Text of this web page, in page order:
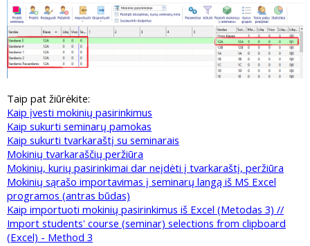
Taip pat žiūrėkite:
Kaip įvesti mokinių pasirinkimus
Kaip sukurti seminarų pamokas
Kaip sukurti tvarkaraštį su seminarais
Mokinių tvarkaraščių peržiūra
Mokinių, kurių pasirinkimai dar neįdėti į tvarkaraštį, peržiūra
Mokinių sąrašo importavimas į seminarų langą iš MS Excel
programos (antras būdas)
Kaip importuoti mokinių pasirinkimus iš Excel (Metodas 3) //
Import students' course (seminar) selections from clipboard
(Excel) - Method 3